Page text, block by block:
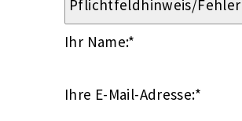
Ihr Name:*
Ihre E-Mail-Adresse:*